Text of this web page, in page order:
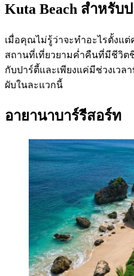
Kuta Beach สำหรับ
เมื่อคุณไม่รู้ว่าจะทำอะไรตั้งแต่
สถานที่เที่ยวยามค่ำคืนที่มีชีวิ
กับปาร์ตี้และเพียงแค่มีช่วงเวล
ผับในละแวกนี้
อายานาบาร์รีสอร์ท